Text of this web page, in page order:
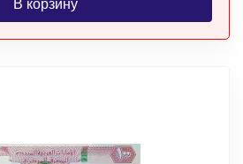
В корзину